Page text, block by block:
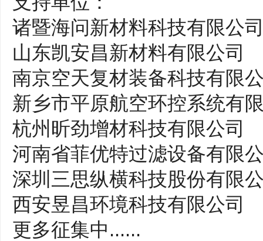
诸暨海问新材料科技有限公
山东凯安昌新材料有限公司
南京空天复材装备科技有限
新乡市平原航空环控系统有
杭州昕劲增材科技有限公司
河南省菲优特过滤设备有限
深圳三思纵横科技股份有限
西安昱昌环境科技有限公司
更多征集中......